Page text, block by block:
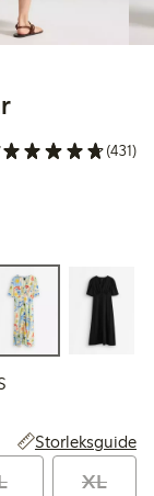
kr kr (431)
pris senaste 30
Storleksguide
XL